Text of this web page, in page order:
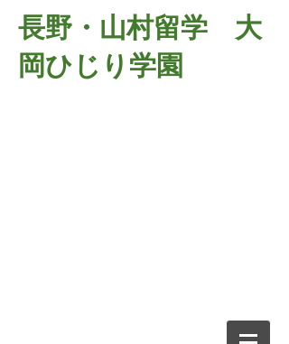
長野・山村留学 大
岡ひじり学園